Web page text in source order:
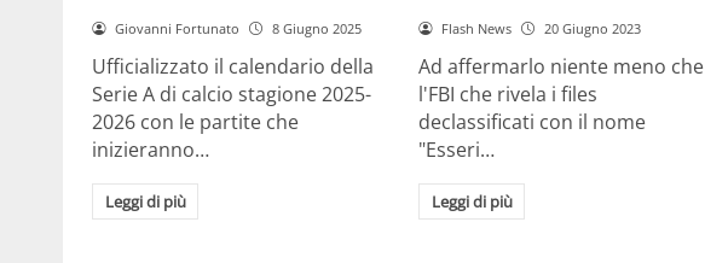
Giovanni Fortunato 8 Giugno 2025
Ufficializzato il calendario della
Serie A di calcio stagione 2025-
2026 con le partite che
inizieranno…
Leggi di più
Flash News 20 Giugno 2023
Ad affermarlo niente meno che
l'FBI che rivela i files
declassificati con il nome
"Esseri…
Leggi di più